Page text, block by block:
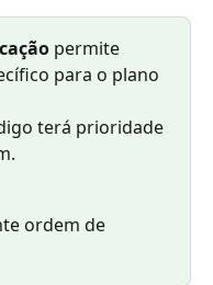
permite
para o plano
terá prioridade
ordem de